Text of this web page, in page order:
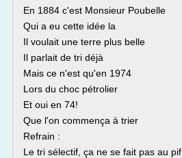
En 1884 c'est Monsieur Poubelle
Qui a eu cette idée la
Il voulait une terre plus belle
Il parlait de tri déjà
Mais ce n'est qu'en 1974
Lors du choc pétrolier
Et oui en 74!
Que l'on commença à trier
Refrain :
Le tri sélectif, ça ne se fait pas au pif